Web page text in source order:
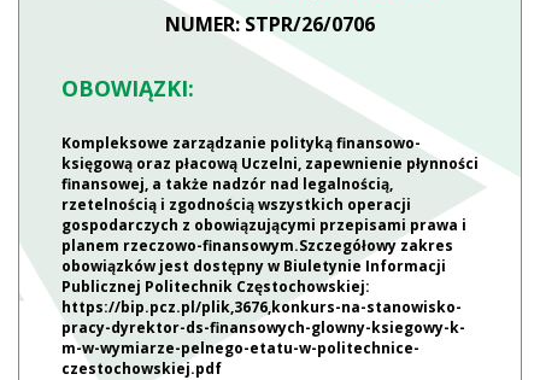
NUMER: STPR/26/0706
OBOWIĄZKI:
Kompleksowe zarządzanie polityką finansowo-
księgową oraz płacową Uczelni, zapewnienie płynności
finansowej, a także nadzór nad legalnością,
rzetelnością i zgodnością wszystkich operacji
gospodarczych z obowiązującymi przepisami prawa i
planem rzeczowo-finansowym.Szczegółowy zakres
obowiązków jest dostępny w Biuletynie Informacji
Publicznej Politechnik Częstochowskiej:
https://bip.pcz.pl/plik,3676,konkurs-na-stanowisko-
pracy-dyrektor-ds-finansowych-glowny-ksiegowy-k-
m-w-wymiarze-pelnego-etatu-w-politechnice-
czestochowskiej.pdf